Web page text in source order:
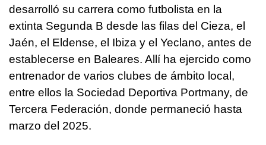
desarrolló su carrera como futbolista en la
extinta Segunda B desde las filas del Cieza, el
Jaén, el Eldense, el Ibiza y el Yeclano, antes de
establecerse en Baleares. Allí ha ejercido como
entrenador de varios clubes de ámbito local,
entre ellos la Sociedad Deportiva Portmany, de
Tercera Federación, donde permaneció hasta
marzo del 2025.